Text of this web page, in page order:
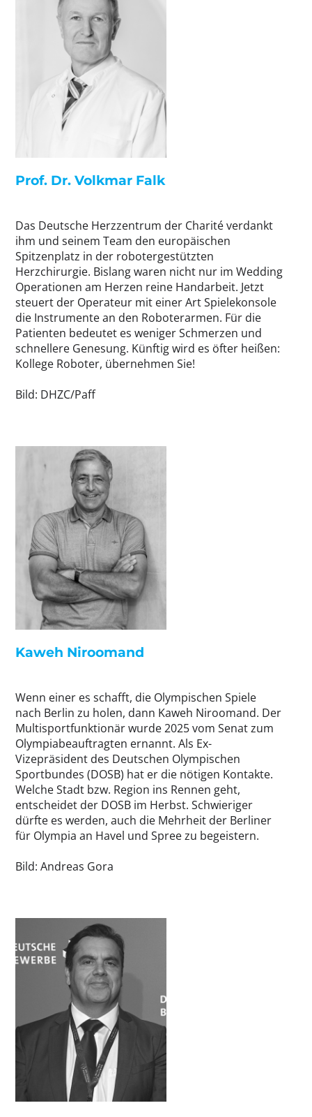
Prof. Dr. Volkmar Falk
Das Deutsche Herzzentrum der Charité verdankt
ihm und seinem Team den europäischen
Spitzenplatz in der robotergestützten
Herzchirurgie. Bislang waren nicht nur im Wedding
Operationen am Herzen reine Handarbeit. Jetzt
steuert der Operateur mit einer Art Spielekonsole
die Instrumente an den Roboterarmen. Für die
Patienten bedeutet es weniger Schmerzen und
schnellere Genesung. Künftig wird es öfter heißen:
Kollege Roboter, übernehmen Sie!
Bild: DHZC/Paff
Kaweh Niroomand
Wenn einer es schafft, die Olympischen Spiele
nach Berlin zu holen, dann Kaweh Niroomand. Der
Multisportfunktionär wurde 2025 vom Senat zum
Olympiabeauftragten ernannt. Als Ex-
Vizepräsident des Deutschen Olympischen
Sportbundes (DOSB) hat er die nötigen Kontakte.
Welche Stadt bzw. Region ins Rennen geht,
entscheidet der DOSB im Herbst. Schwieriger
dürfte es werden, auch die Mehrheit der Berliner
für Olympia an Havel und Spree zu begeistern.
Bild: Andreas Gora